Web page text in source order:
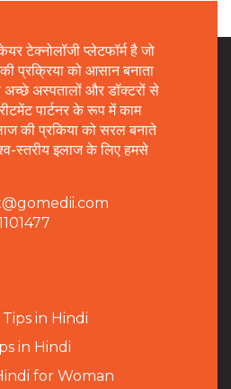
टेक्नोलॉजी प्लेटफॉर्म है जो
प्रक्रिया को आसान बनाता
अस्पतालों और डॉक्टरों से
पार्टनर के रूप में काम
की प्रकिया को सरल बनाते
स्तरीय इलाज के लिए हमसे
in Hindi
in Hindi
for Woman